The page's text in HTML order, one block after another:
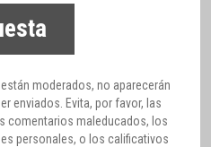
moderados, no aparecerán
enviados. Evita, por favor, las
comentarios maleducados, los
personales, o los calificativos